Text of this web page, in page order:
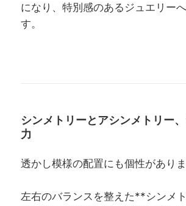
になり、特別感のあるジュエリー
す。
シンメトリーとアシンメトリー
力
透かし模様の配置にも個性がありま
左右のバランスを整えた**シンメ